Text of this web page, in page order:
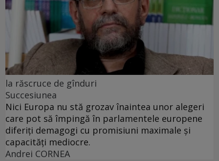
la răscruce de gînduri
Succesiunea
Nici Europa nu stă grozav înaintea unor alegeri
care pot să împingă în parlamentele europene
diferiți demagogi cu promisiuni maximale și
capacități mediocre.
Andrei CORNEA